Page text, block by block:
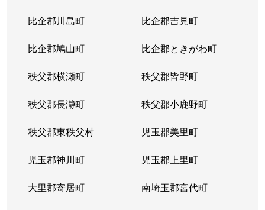
比企郡川島町 比企郡吉見町
比企郡鳩山町 比企郡ときがわ町
秩父郡横瀬町 秩父郡皆野町
秩父郡長瀞町 秩父郡小鹿野町
秩父郡東秩父村 児玉郡美里町
児玉郡神川町 児玉郡上里町
大里郡寄居町 南埼玉郡宮代町